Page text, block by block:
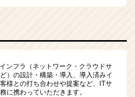
ンフラ（ネットワーク・クラウドサ
）の設計・構築・導入、導入済みイ
様との打ち合わせや提案など、ITサ
に携わっていただきます。